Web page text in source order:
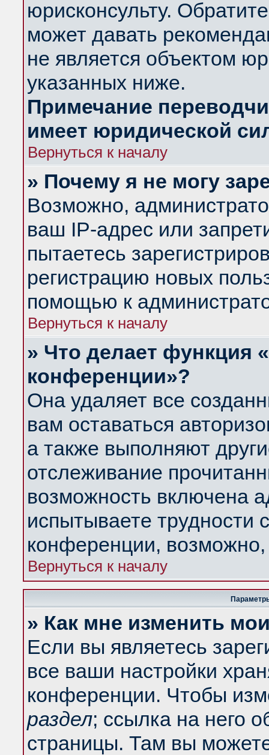
юрисконсульту.
может давать
не является объектом
указанных ниже.
Примечание
имеет юридической
Вернуться к началу
» Почему я не могу
Возможно,
ваш IP-адрес или
пытаетесь
регистрацию новых
помощью к
Вернуться к началу
» Что делает функция
конференции»?
Она удаляет все
вам оставаться
а также выполняют
отслеживание
возможность включена
испытываете трудности
конференции,
Вернуться к началу
» Как мне изменить
Если вы являетесь
все ваши настройки
конференции. Чтобы
раздел; ссылка на него
страницы. Там вы